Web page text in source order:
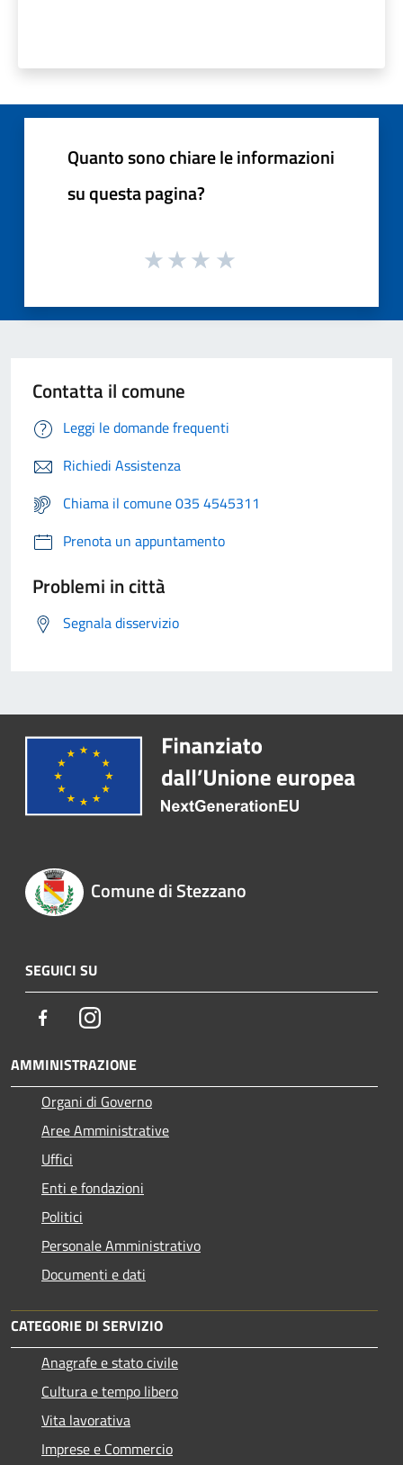
Quanto sono chiare le informazioni
su questa pagina?
Contatta il comune
Leggi le domande frequenti
Richiedi Assistenza
Chiama il comune 035 4545311
Prenota un appuntamento
Problemi in città
Segnala disservizio
Comune di Stezzano
SEGUICI SU
FacebookInstagram
AMMINISTRAZIONE
Organi di Governo
Aree Amministrative
Uffici
Enti e fondazioni
Politici
Personale Amministrativo
Documenti e dati
CATEGORIE DI SERVIZIO
Anagrafe e stato civile
Cultura e tempo libero
Vita lavorativa
Imprese e Commercio